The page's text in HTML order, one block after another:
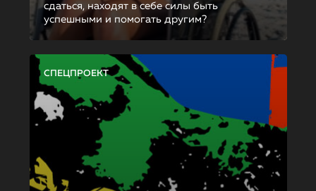
сдаться, находят в себе силы быть
успешными и помогать другим?
СПЕЦПРОЕКТ